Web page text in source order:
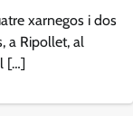
xarnegos i dos
a Ripollet, al
[…]